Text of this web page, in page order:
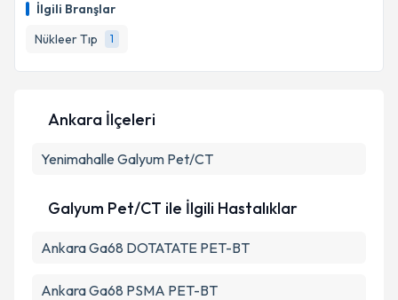
İlgili Branşlar
Nükleer Tıp
1
takvim hazırlandığında e-posta ile bilgilendireceğiz.
E-posta Adresiniz
Metni 'ni okudum ve kişisel verilerimin belirtilen
Ankara İlçeleri
Yenimahalle Galyum Pet/CT
Galyum Pet/CT ile İlgili Hastalıklar
Ankara Ga68 DOTATATE PET-BT
Ankara Ga68 PSMA PET-BT